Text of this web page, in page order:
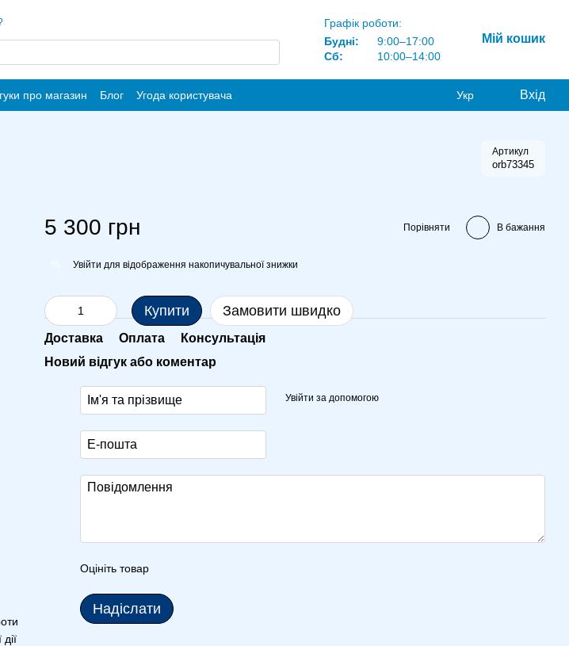
Графік роботи:
Будні:
9:00–17:00
Сб:
10:00–14:00
Мій кошик
про магазин Блог Угода користувача Укр Вхід
Артикул
orb73345
5 300 грн Порівняти В бажання
Увійти для відображення накопичувальної знижки
Купити Замовити швидко
Доставка Оплата
Консультація
Новий відгук або коментар
Увійти за допомогою
Оцініть товар
Надіслати